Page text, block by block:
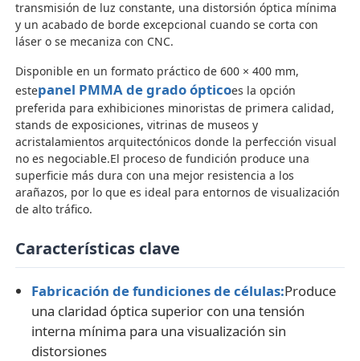
Todos los casos
Blog
Solicitar una cotización
Lámina de acrílico de plástico transparente
Hoja de acrílico fundido
Caja de almacenamiento acrílico
transmisión de luz constante, una distorsión óptica mínima
y un acabado de borde excepcional cuando se corta con
láser o se mecaniza con CNC.
Disponible en un formato práctico de 600 × 400 mm,
estepanel PMMA de grado ópticoes la opción
preferida para exhibiciones minoristas de primera calidad,
stands de exposiciones, vitrinas de museos y
acristalamientos arquitectónicos donde la perfección visual
no es negociable.El proceso de fundición produce una
superficie más dura con una mejor resistencia a los
arañazos, por lo que es ideal para entornos de visualización
de alto tráfico.
Características clave
Fabricación de fundiciones de células:Produce
una claridad óptica superior con una tensión
interna mínima para una visualización sin
distorsiones